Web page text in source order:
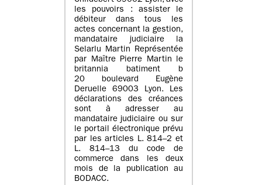
les pouvoirs : assister le
débiteur dans tous les
actes concernant la gestion,
mandataire judiciaire la
Selarlu Martin Représentée
par Maître Pierre Martin le
britannia batiment b
20 boulevard Eugène
Deruelle 69003 Lyon. Les
déclarations des créances
sont à adresser au
mandataire judiciaire ou sur
le portail électronique prévu
par les articles L. 814–2 et
L. 814–13 du code de
commerce dans les deux
mois de la publication au
BODACC.